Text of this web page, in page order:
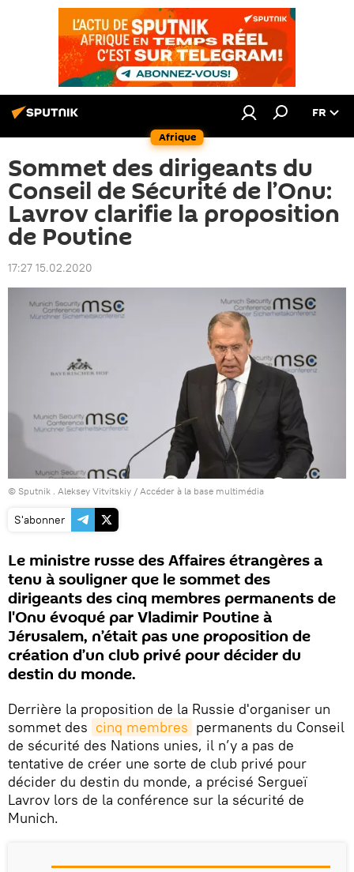
Afrique
FR
Sommet des dirigeants du
Conseil de Sécurité de l’Onu:
Lavrov clarifie la proposition
de Poutine
17:27 15.02.2020
© Sputnik . Aleksey Vitvitskiy / Accéder à la base multimédia
S'abonner
Le ministre russe des Affaires étrangères a
tenu à souligner que le sommet des
dirigeants des cinq membres permanents de
l'Onu évoqué par Vladimir Poutine à
Jérusalem, n’était pas une proposition de
création d’un club privé pour décider du
destin du monde.
Derrière la proposition de la Russie d'organiser un
sommet des cinq membres permanents du Conseil
de sécurité des Nations unies, il n’y a pas de
tentative de créer une sorte de club privé pour
décider du destin du monde, a précisé Sergueï
Lavrov lors de la conférence sur la sécurité de
Munich.